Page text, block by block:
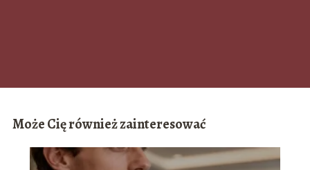
Może Cię również zainteresować